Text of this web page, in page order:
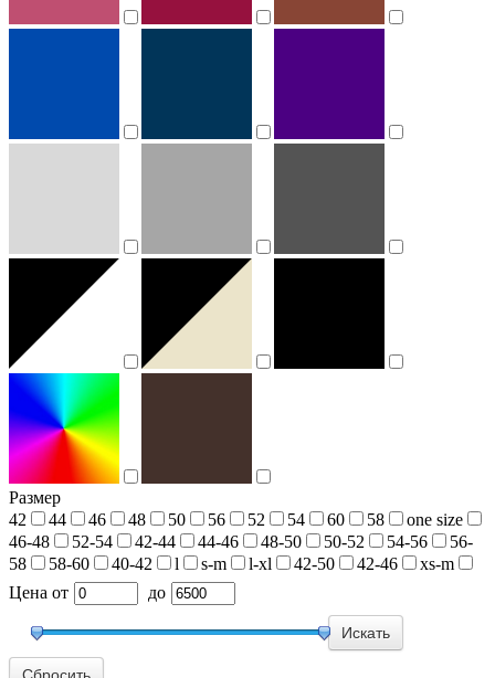
Размер
42
44 46 48 50 56 52 54 60 58
one size
46-48
52-54 42-44 44-46 48-50 50-52 54-56
56-
58
58-60 40-42 l s-m l-xl 42-50 42-46
xs-m
Цена от до
Сбросить